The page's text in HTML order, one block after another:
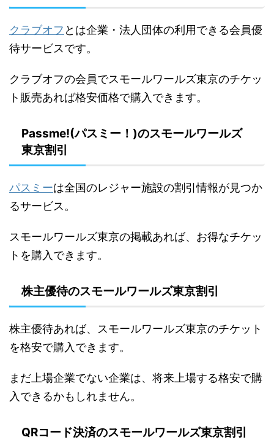
クラブオフ とは企業・法人団体の利用できる会員優
待サービスです。
クラブオフの会員でスモールワールズ東京のチケッ
ト販売あれば格安価格で購入できます。
Passme!(パスミー！)のスモールワールズ
東京割引
パスミーは全国のレジャー施設の割引情報が見つか
るサービス。
スモールワールズ東京の掲載あれば、お得なチケッ
トを購入できます。
株主優待のスモールワールズ東京割引
株主優待あれば、スモールワールズ東京のチケット
を格安で購入できます。
まだ上場企業でない企業は、将来上場する格安で購
入できるかもしれません。
QRコード決済のスモールワールズ東京割引